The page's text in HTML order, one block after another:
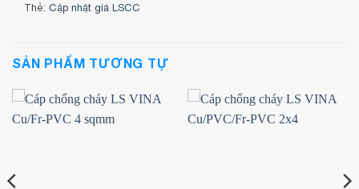
Thẻ: Cập nhật giá LSCC
SẢN PHẨM TƯƠNG TỰ